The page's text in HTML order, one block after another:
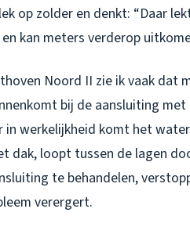
op zolder en denkt: “Daar
kan meters verderop
Noord II zie ik vaak dat
bij de aansluiting
werkelijkheid komt het
dak, loopt tussen de lagen
te behandelen,
verergert.